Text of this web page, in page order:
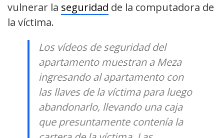
vulnerar la seguridad de la computadora de
la víctima.
Los vídeos de seguridad del
apartamento muestran a Meza
ingresando al apartamento con
las llaves de la víctima para luego
abandonarlo, llevando una caja
que presuntamente contenía la